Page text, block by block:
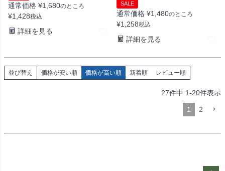
通常価格 ¥1,680のところ
¥1,428税込
詳細を見る
SALE
通常価格 ¥1,480のところ
¥1,258税込
詳細を見る
並び替え 価格が安い順 価格が高い順 新着順 レビュー順
27件中 1-20件表示
1 2